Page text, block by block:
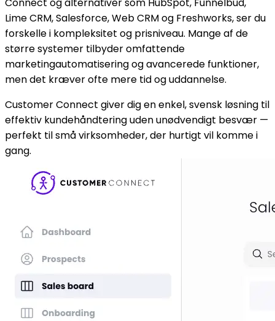
Lime CRM, Salesforce, Web CRM og Freshworks, ser du
forskelle i kompleksitet og prisniveau. Mange af de
større systemer tilbyder omfattende
marketingautomatisering og avancerede funktioner,
men det kræver ofte mere tid og uddannelse.
Customer Connect giver dig en enkel, svensk løsning til
effektiv kundehåndtering uden unødvendigt besvær —
perfekt til små virksomheder, der hurtigt vil komme i
gang.